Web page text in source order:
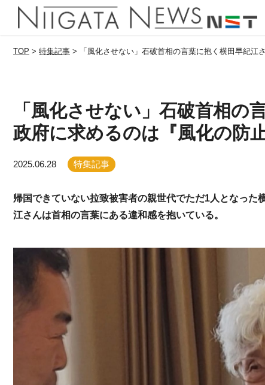
TOP > 特集記事 > 「風化させない」石破首相の言葉に抱く横田早紀江
「風化させない」石破首相
政府に求めるのは『風化の防
2025.06.28 特集記事
帰国できていない拉致被害者の親世代でただ1人となっ
江さんは首相の言葉にある違和感を抱いている。